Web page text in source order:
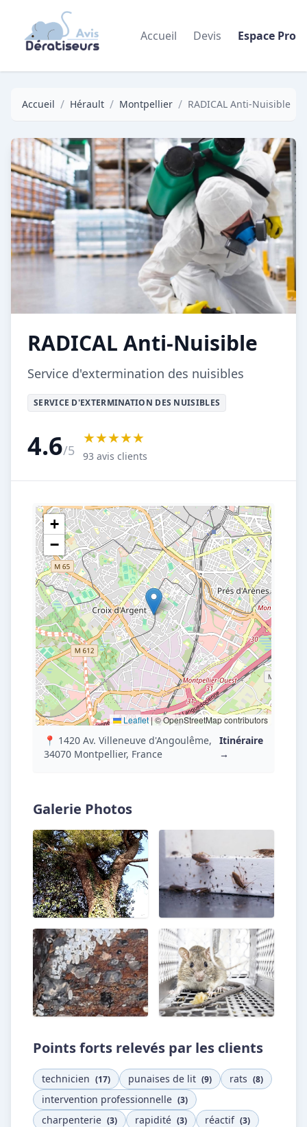
Accueil Devis Espace Pro
Accueil / Hérault / Montpellier / RADICAL Anti-Nuisible
RADICAL Anti-Nuisible
Service d'extermination des nuisibles
SERVICE D'EXTERMINATION DES NUISIBLES
4.6/5
★★★★★
93 avis clients
+
−
Leaflet|© OpenStreetMap contributors
📍 1420 Av. Villeneuve d'Angoulême,
34070 Montpellier, France
Itinéraire
→
Galerie Photos
Points forts relevés par les clients
technicien (17) punaises de lit (9) rats (8)
intervention professionnelle (3)
charpenterie (3) rapidité (3) réactif (3)